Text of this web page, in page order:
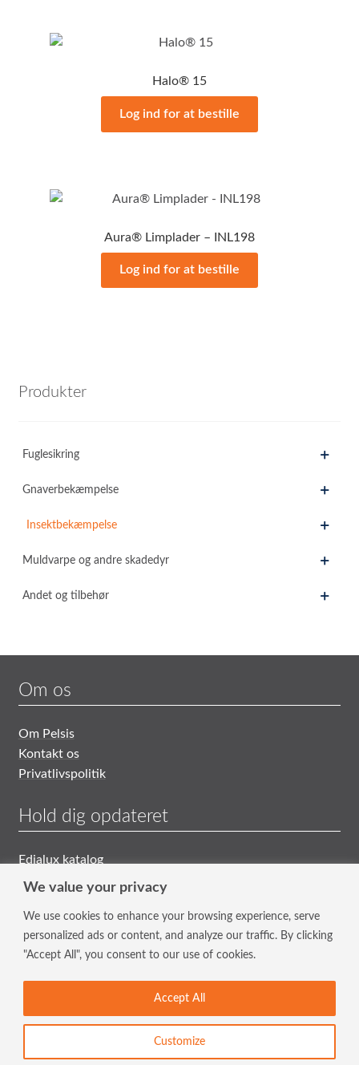
We value your privacy
We use cookies to enhance your browsing experience, serve
personalized ads or content, and analyze our traffic. By clicking
"Accept All", you consent to our use of cookies.
Customize
Accept All
Halo® 15
Log ind for at bestille
Aura® Limplader – INL198
Log ind for at bestille
Produkter
Fuglesikring
Gnaverbekæmpelse
Insektbekæmpelse
Muldvarpe og andre skadedyr
Andet og tilbehør
Om os
Om Pelsis
Kontakt os
Privatlivspolitik
Hold dig opdateret
Edialux katalog
Generelle Salgs- og Leveringsbetingelser
Tilmeld nyhedsbrev
Indtast din mailadresse i feltet.
© Pelsis 2026. Alle rettigheder forbeholdesPelsis Limited